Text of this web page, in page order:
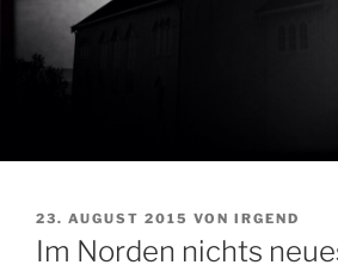
VERÖFFENTLICHT
AM
23. AUGUST 2015 VON IRGEND
Im Norden nichts